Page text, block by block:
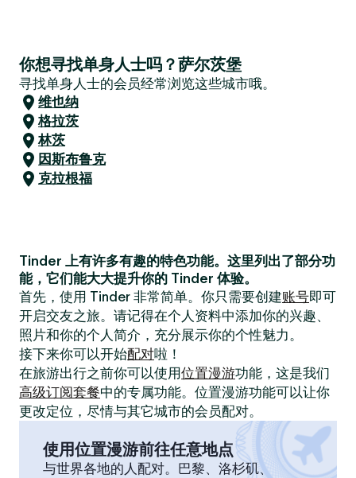
你想寻找单身人士吗？萨尔茨堡
寻找单身人士的会员经常浏览这些城市哦。
维也纳
格拉茨
林茨
因斯布鲁克
克拉根福
Tinder 上有许多有趣的特色功能。这里列出了部分功
能，它们能大大提升你的 Tinder 体验。
首先，使用 Tinder 非常简单。你只需要创建账号即可
开启交友之旅。请记得在个人资料中添加你的兴趣、
照片和你的个人简介，充分展示你的个性魅力。
接下来你可以开始配对啦！
在旅游出行之前你可以使用位置漫游功能，这是我们
高级订阅套餐中的专属功能。位置漫游功能可以让你
更改定位，尽情与其它城市的会员配对。
使用位置漫游前往任意地点
与世界各地的人配对。巴黎、洛杉矶、